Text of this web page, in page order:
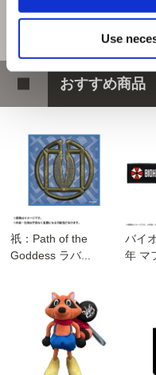
Use
おすすめ商品
祇：Path of the
Goddess ラバ...
バイ
年 マ